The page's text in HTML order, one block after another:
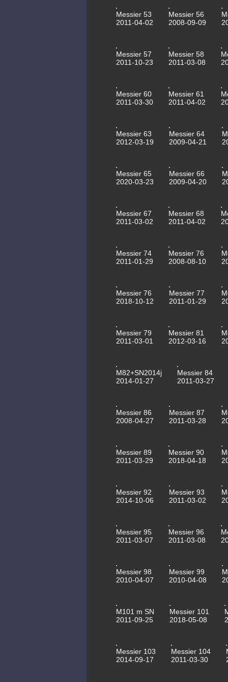
Messier 53
2011-04-02
Messier 56
2008-09-09
Messier 57
2011-10-23
Messier 58
2011-03-08
Messier 60
2011-03-30
Messier 61
2011-04-02
Messier 63
2012-03-19
Messier 64
2009-04-21
Messier 65
2020-03-23
Messier 66
2009-04-20
Messier 67
2011-03-02
Messier 68
2011-04-02
Messier 74
2011-01-29
Messier 76
2008-08-10
Messier 76
2018-10-12
Messier 77
2011-01-29
Messier 79
2011-03-01
Messier 81
2012-03-16
M82+SN2014j
2014-01-27
Messier 84
2011-03-27
Messier 86
2008-04-27
Messier 87
2011-03-28
Messier 89
2011-03-29
Messier 90
2018-04-18
Messier 92
2014-10-06
Messier 93
2011-03-02
Messier 95
2011-03-07
Messier 96
2011-03-08
Messier 98
2010-04-07
Messier 99
2010-04-08
M101 m SN
2011-09-25
Messier 101
2018-05-08
Messier 103
2014-09-17
Messier 104
2011-03-30